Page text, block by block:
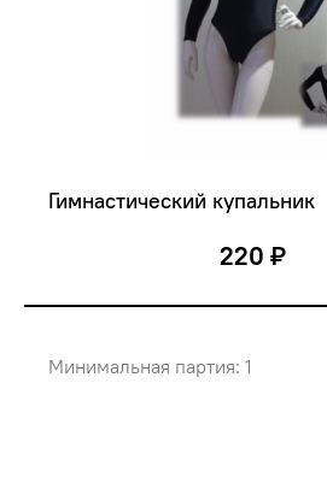
Гимнастический купальник
220 ₽
Минимальная партия: 1